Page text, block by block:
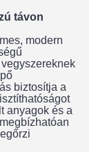
távon
modern
biztosítja a
anyagok és a